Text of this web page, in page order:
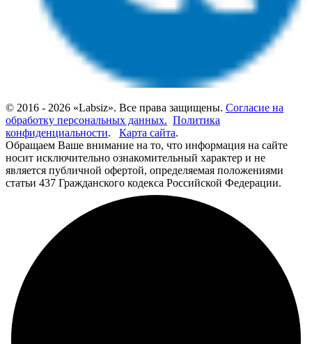
© 2016 - 2026 «Labsiz». Все права защищены. Согласие на
обработку персональных данных. Политика
конфиденциальности. Карта сайта.
Обращаем Ваше внимание на то, что информация на сайте
носит исключительно ознакомительный характер и не
является публичной офертой, определяемая положениями
статьи 437 Гражданского кодекса Российской Федерации.